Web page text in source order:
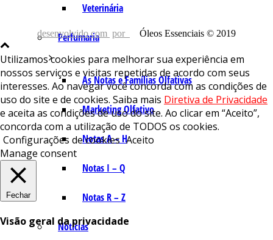
Veterinária
Perfumaria
As Notas e Famílias Olfativas
Marketing Olfativo
Notas A – H
Notas I – Q
Notas R – Z
Notícias
desenvolvido com por Óleos Essenciais © 2019
Utilizamos cookies para melhorar sua experiência em
nossos serviços e visitas repetidas de acordo com seus
interesses. Ao navegar você concorda com as condições de
uso do site e de cookies. Saiba mais Diretiva de Privacidade
e aceita as condições de uso do site. Ao clicar em “Aceito”,
concorda com a utilização de TODOS os cookies.
Configurações de cookies Aceito
Manage consent
Fechar
Visão geral da privacidade